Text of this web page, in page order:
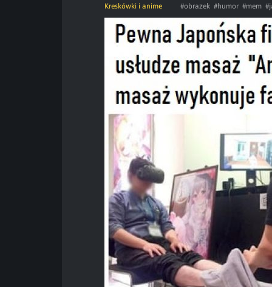
Kreskówki i anime #obrazek #humor #mem